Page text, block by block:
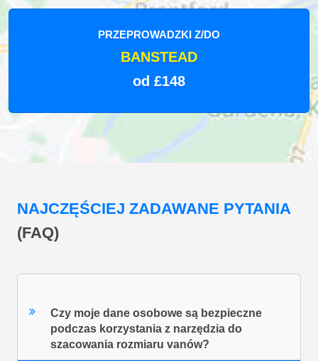
PRZEPROWADZKI Z/DO
BANSTEAD
od £148
NAJCZĘŚCIEJ ZADAWANE PYTANIA
(FAQ)
Czy moje dane osobowe są bezpieczne
podczas korzystania z narzędzia do
szacowania rozmiaru vanów?